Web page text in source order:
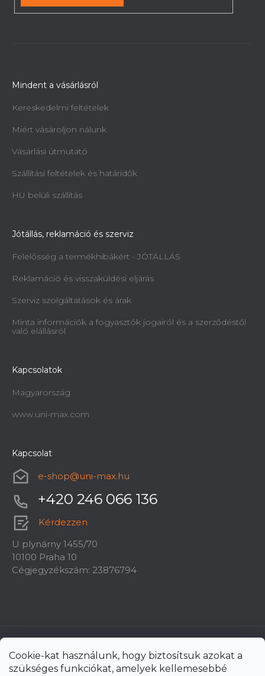
Cookie-kat használunk, hogy biztosítsuk azokat a
szükséges funkciókat, amelyek kellemesebbé
Mindent a vásárlásról
Kereskedelmi feltételek
Miért vásároljon nálunk
Vásárlási útmutató
Szállítási feltételek és határidők
HU belüli szállítás
Jótállás, reklamáció és szerviz
Felelősség a termékhibákért - JÓTÁLLÁS
Reklamáció és visszaküldési eljárás
Szerviz szolgáltatások és árak
Minta információk a fogyasztók jogairól és a szerződéstől
való elállásról
Kapcsolatok
Magyarország
www.uni-max.com
Kapcsolat
e-shop@uni-max.hu
+420 246 066 136
Kérdezzen
U plynárny 1455/70
10100 Praha 10
Cégjegyzékszám: 23876794